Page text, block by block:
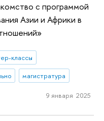
с программой
Азии и Африки в
классы
магистратура
9 января 2025